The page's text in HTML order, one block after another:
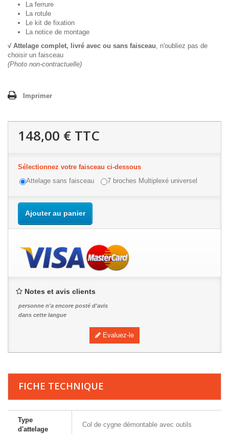
La ferrure
La rotule
Le kit de fixation
La notice de montage
√ Attelage complet, livré avec ou sans faisceau, n'oubliez pas de
choisir un faisceau
(Photo non-contractuelle)
Imprimer
148,00 € TTC
Sélectionnez votre faisceau ci-dessous
Attelage sans faisceau
7 broches Multiplexé universel
Ajouter au panier
Notes et avis clients
personne n'a encore posté d'avis
dans cette langue
Evaluez-le
FICHE TECHNIQUE
Type
d'attelage
Col de cygne démontable avec outils